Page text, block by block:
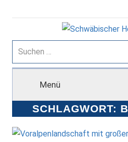
Inhalt
Schwäbischer
Heimatbund
Suchen
nach:
Menü
SCHLAGWORT: